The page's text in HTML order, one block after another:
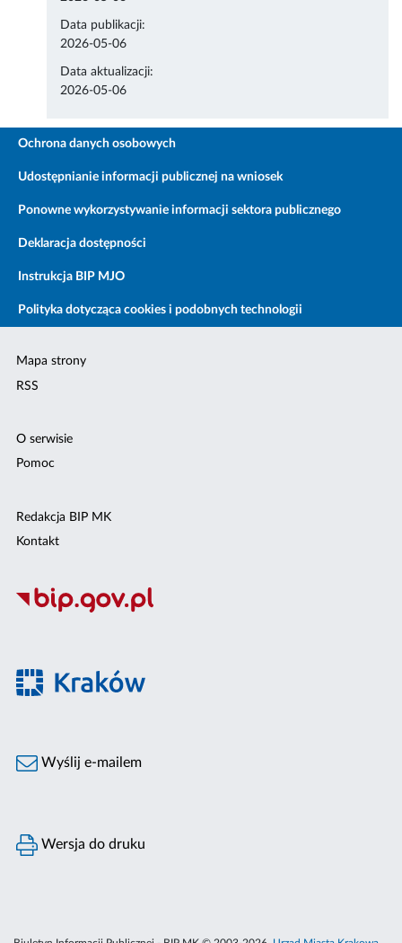
Data publikacji:
2026-05-06
Data aktualizacji:
2026-05-06
Ochrona danych osobowych
Udostępnianie informacji publicznej na wniosek
Ponowne wykorzystywanie informacji sektora publicznego
Deklaracja dostępności
Instrukcja BIP MJO
Polityka dotycząca cookies i podobnych technologii
Mapa strony
RSS
O serwisie
Pomoc
Redakcja BIP MK
Kontakt
Wyślij e-mailem
Wersja do druku